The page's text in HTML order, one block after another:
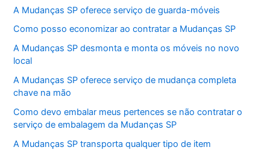
A Mudanças SP oferece serviço de guarda-móveis
Como posso economizar ao contratar a Mudanças SP
A Mudanças SP desmonta e monta os móveis no novo
local
A Mudanças SP oferece serviço de mudança completa
chave na mão
Como devo embalar meus pertences se não contratar o
serviço de embalagem da Mudanças SP
A Mudanças SP transporta qualquer tipo de item